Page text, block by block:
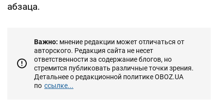
абзаца.
Важно: мнение редакции может отличаться от
авторского. Редакция сайта не несет
ответственности за содержание блогов, но
стремится публиковать различные точки зрения.
Детальнее о редакционной политике OBOZ.UA
по ссылке...